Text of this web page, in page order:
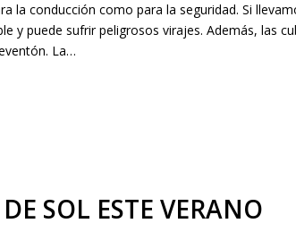
la conducción como para la seguridad. Si
y puede sufrir peligrosos virajes. Además, las
La…
SOL ESTE VERANO